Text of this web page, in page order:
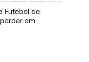
Futebol de
em